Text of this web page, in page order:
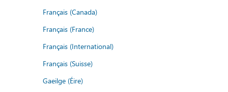
Français (Canada)
Français (France)
Français (International)
Français (Suisse)
Gaeilge (Éire)